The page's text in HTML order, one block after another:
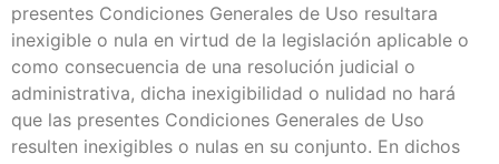
presentes Condiciones Generales de Uso resultara
inexigible o nula en virtud de la legislación aplicable o
como consecuencia de una resolución judicial o
administrativa, dicha inexigibilidad o nulidad no hará
que las presentes Condiciones Generales de Uso
resulten inexigibles o nulas en su conjunto. En dichos